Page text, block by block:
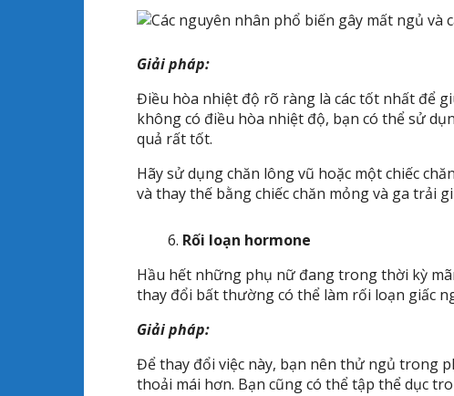
Giải pháp:
Điều hòa nhiệt độ rõ ràng là các tốt nhất để
không có điều hòa nhiệt độ, bạn có thể sử
quả rất tốt.
Hãy sử dụng chăn lông vũ hoặc một chiếc
và thay thế bằng chiếc chăn mỏng và ga trải
Rối loạn hormone
Hầu hết những phụ nữ đang trong thời kỳ
thay đổi bất thường có thể làm rối loạn giấc
Giải pháp:
Để thay đổi việc này, bạn nên thử ngủ trong
thoải mái hơn. Bạn cũng có thể tập thể dục